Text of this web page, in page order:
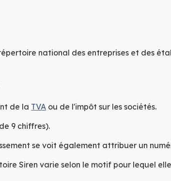
national des entreprises et des
de la TVA ou de l'impôt sur les sociétés.
9 chiffres).
se voit également attribuer un
Siren varie selon le motif pour lequel